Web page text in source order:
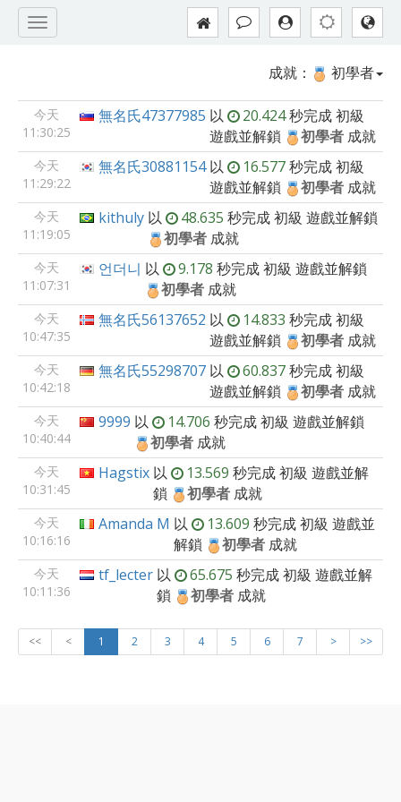
成就： 初學者
今天
11:30:25
無名氏47377985 以 20.424秒完成初級
遊戲並解鎖
初學者 成就
今天
11:29:22
無名氏30881154 以 16.577秒完成初級
遊戲並解鎖
初學者 成就
今天
11:19:05
kithuly 以 48.635 秒完成初級 遊戲並解鎖
初學者 成就
今天
11:07:31
언더니 以 9.178 秒完成初級 遊戲並解鎖
初學者 成就
今天
10:47:35
無名氏56137652 以 14.833 秒完成初級
遊戲並解鎖
初學者 成就
今天
10:42:18
無名氏55298707 以 60.837秒完成初級
遊戲並解鎖
初學者 成就
今天
10:40:44
9999 以 14.706 秒完成初級 遊戲並解鎖
初學者 成就
今天
10:31:45
Hagstix 以 13.569 秒完成初級 遊戲並解
鎖
初學者 成就
今天
10:16:16
Amanda M 以 13.609 秒完成初級 遊戲並
解鎖
初學者 成就
今天
10:11:36
tf_lecter 以 65.675 秒完成初級 遊戲並解
鎖
初學者 成就
<< < 1 2 3 4 5 6 7 > >>